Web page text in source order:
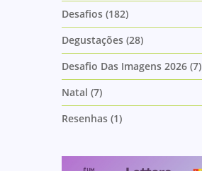
Desafios (182)
Degustações (28)
Desafio Das Imagens 2026 (7)
Natal (7)
Resenhas (1)